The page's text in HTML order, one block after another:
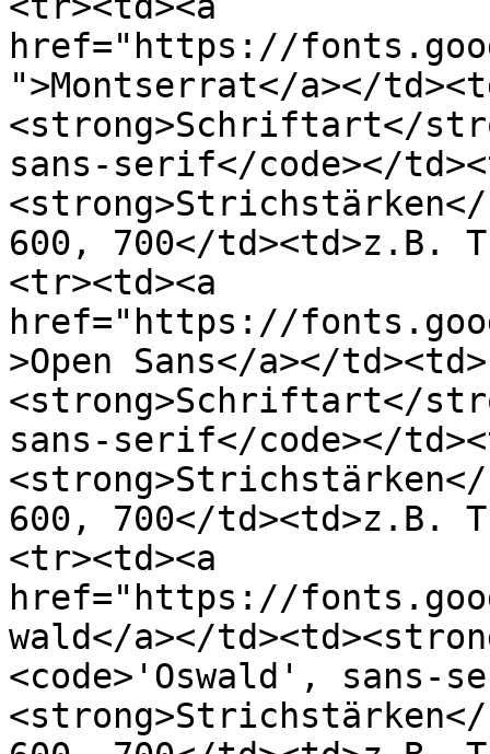
href="https://
">Montserrat</a></
<strong>Schriftart</
sans-serif</code></
600, 700</td><td>z.B.
<tr><td><a
href="https://
>Open Sans</a></td><td>
<strong>Schriftart</
sans-serif</code></
600, 700</td><td>z.B.
<tr><td><a
href="https://
wald</a></
<code>'Oswald', sans-